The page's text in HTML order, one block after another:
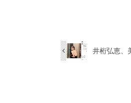
井桁弘恵、